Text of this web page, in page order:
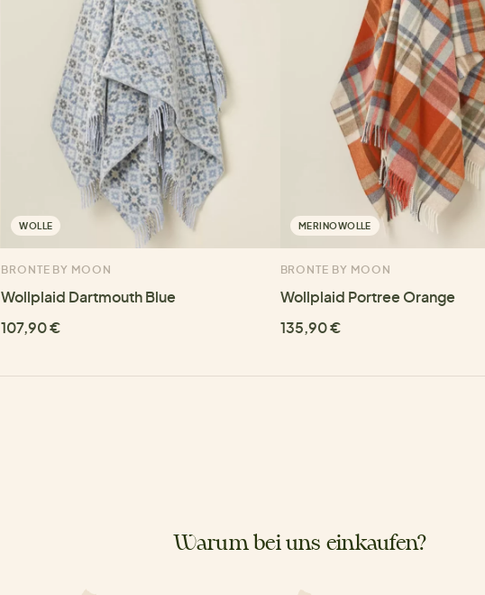
WOLLE
BRONTE BY MOON
Wollplaid Dartmouth Blue
107,90 €
MERINOWOLLE
BRONTE BY MOON
Wollplaid Portree Orange
135,90 €
Warum bei uns einkaufen?